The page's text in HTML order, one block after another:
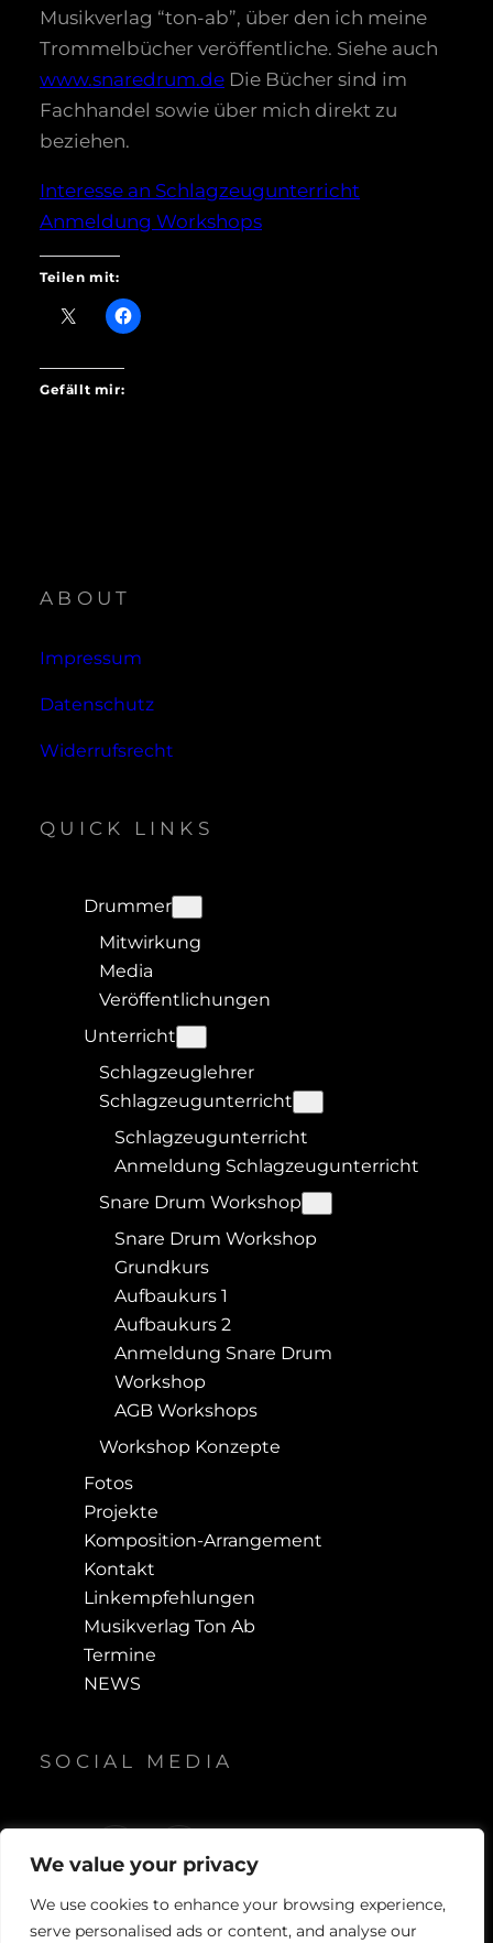
We value your privacy
We use cookies to enhance your browsing experience,
serve personalised ads or content, and analyse our
Musikverlag “ton-ab”, über den ich meine
Trommelbücher veröffentliche. Siehe auch
www.snaredrum.de Die Bücher sind im
Fachhandel sowie über mich direkt zu
beziehen.
Interesse an Schlagzeugunterricht
Anmeldung Workshops
Teilen mit:
Gefällt mir:
ABOUT
Impressum
Datenschutz
Widerrufsrecht
QUICK LINKS
Drummer
Mitwirkung
Media
Veröffentlichungen
Unterricht
Schlagzeuglehrer
Schlagzeugunterricht
Schlagzeugunterricht
Anmeldung Schlagzeugunterricht
Snare Drum Workshop
Snare Drum Workshop
Grundkurs
Aufbaukurs 1
Aufbaukurs 2
Anmeldung Snare Drum
Workshop
AGB Workshops
Workshop Konzepte
Fotos
Projekte
Komposition-Arrangement
Kontakt
Linkempfehlungen
Musikverlag Ton Ab
Termine
NEWS
SOCIAL MEDIA
a
e
o
T